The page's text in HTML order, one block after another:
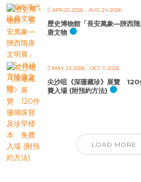
APR 25 2026 - AUG 24 2026
歷史博物館「長安萬象—陝西
唐文物
MAY 23 2026 - OCT 11 2026
尖沙咀《深珊藏珍》展覽
費入場 (附預約方法)
LOAD MORE